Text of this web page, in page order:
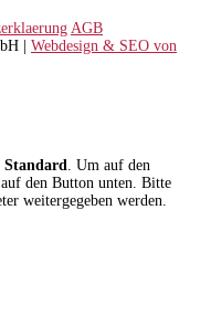
AGB
| Webdesign & SEO von
Standard
. Um auf den
den Button unten. Bitte
weitergegeben werden.